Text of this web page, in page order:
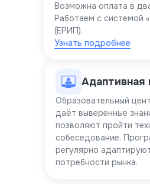
Адаптивная
Образовательный
даёт выверенные
позволяют пройти
собеседование.
регулярно
потребности рынка.
Возможна оплата в
Работаем с системой
(ЕРИП).
Узнать подробнее